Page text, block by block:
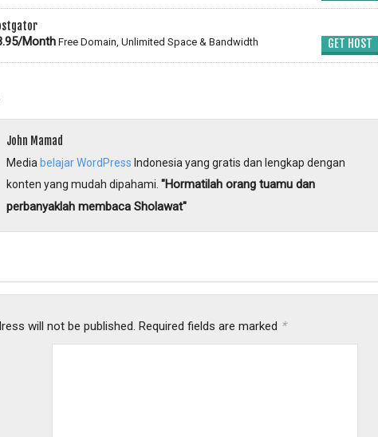
Month Free Domain, Unlimited Space & Bandwidth GET HOST
John Mamad
Media belajar WordPress Indonesia yang gratis dan lengkap dengan
konten yang mudah dipahami. "Hormatilah orang tuamu dan
perbanyaklah membaca Sholawat"
will not be published. Required fields are marked *